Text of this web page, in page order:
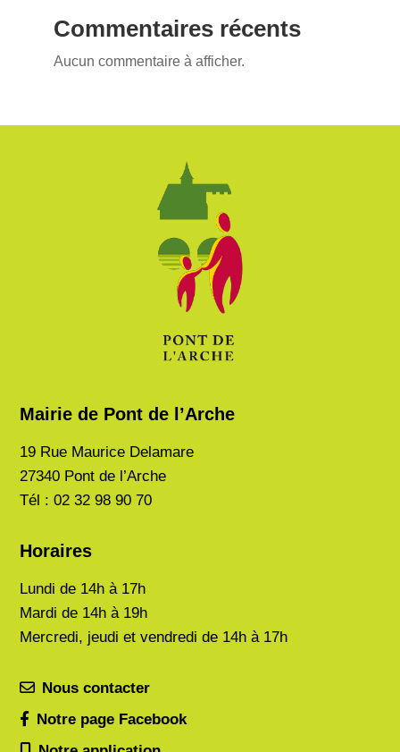
Commentaires récents
Aucun commentaire à afficher.
Mairie de Pont de l’Arche
19 Rue Maurice Delamare
27340 Pont de l’Arche
Tél : 02 32 98 90 70
Horaires
Lundi de 14h à 17h
Mardi de 14h à 19h
Mercredi, jeudi et vendredi de 14h à 17h
Nous contacter
Notre page Facebook